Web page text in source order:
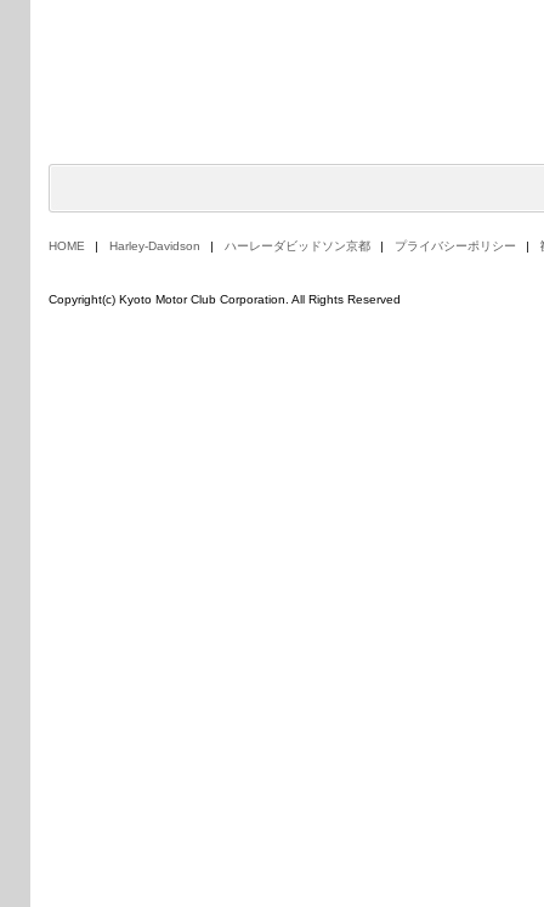
HOME Harley-Davidson ハーレーダビッドソン京都 プライバシーポリシー
Copyright(c) Kyoto Motor Club Corporation. All Rights Reserved